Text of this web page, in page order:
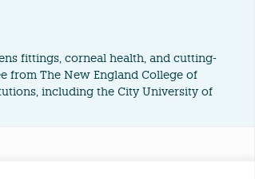
fittings, corneal health, and cutting-
from The New England College of
including the City University of